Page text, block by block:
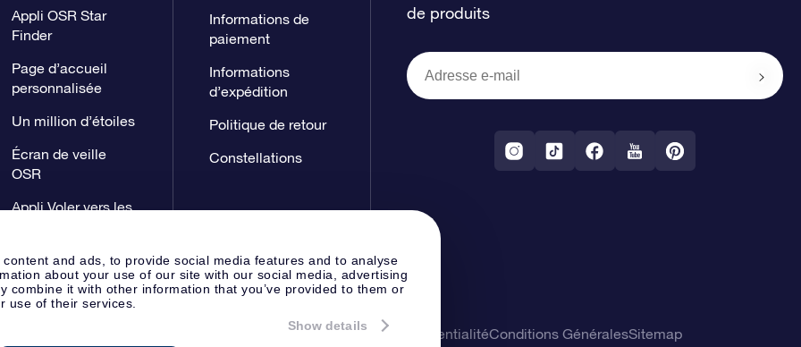
and ads, to provide social media features and to analyse
about your use of our site with our social media, advertising
combine it with other information that you’ve provided to them or
use of their services.
Show details
Appli OSR Star
Finder
Page d’accueil
personnalisée
Un million d’étoiles
Écran de veille
OSR
Appli Voler vers les
Informations de
paiement
Informations
d’expédition
Politique de retour
Constellations
de produits
Page de presseDéclaration de confidentialitéConditions GénéralesSitemap